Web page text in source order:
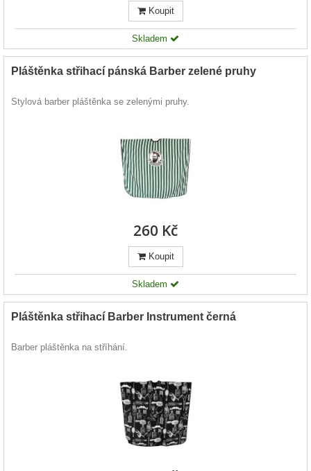
Koupit
Skladem
Pláštěnka střihací pánská Barber zelené pruhy
Stylová barber pláštěnka se zelenými pruhy.
260 Kč
Koupit
Skladem
Pláštěnka střihací Barber Instrument černá
Barber pláštěnka na stříhání.